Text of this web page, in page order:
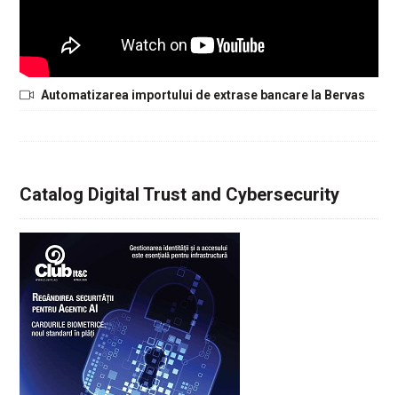
Automatizarea importului de extrase bancare la Bervas
Catalog Digital Trust and Cybersecurity